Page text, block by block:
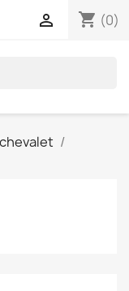
shopping_cart (0)
